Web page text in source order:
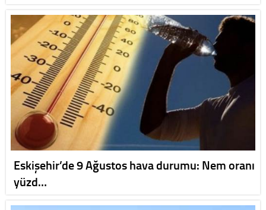
Eskişehir’de 9 Ağustos hava durumu: Nem oranı
yüzd…